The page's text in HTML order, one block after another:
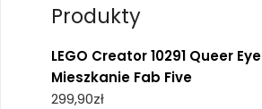
Produkty
LEGO Creator 10291 Queer Eye
Mieszkanie Fab Five
299,90zł